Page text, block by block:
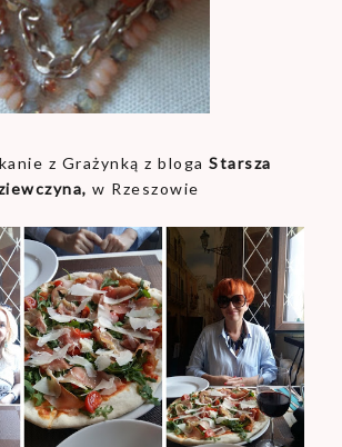
z Grażynką z blogaStarsza
w Rzeszowie